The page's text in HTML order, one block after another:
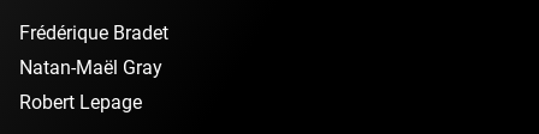
Frédérique Bradet
Natan-Maël Gray
Robert Lepage